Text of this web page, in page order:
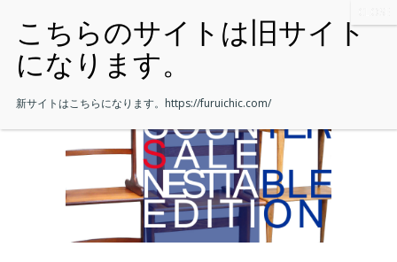
新サイトはこちらになります。 https://furuichic.com/